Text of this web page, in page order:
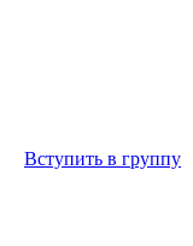
Вступить в группу